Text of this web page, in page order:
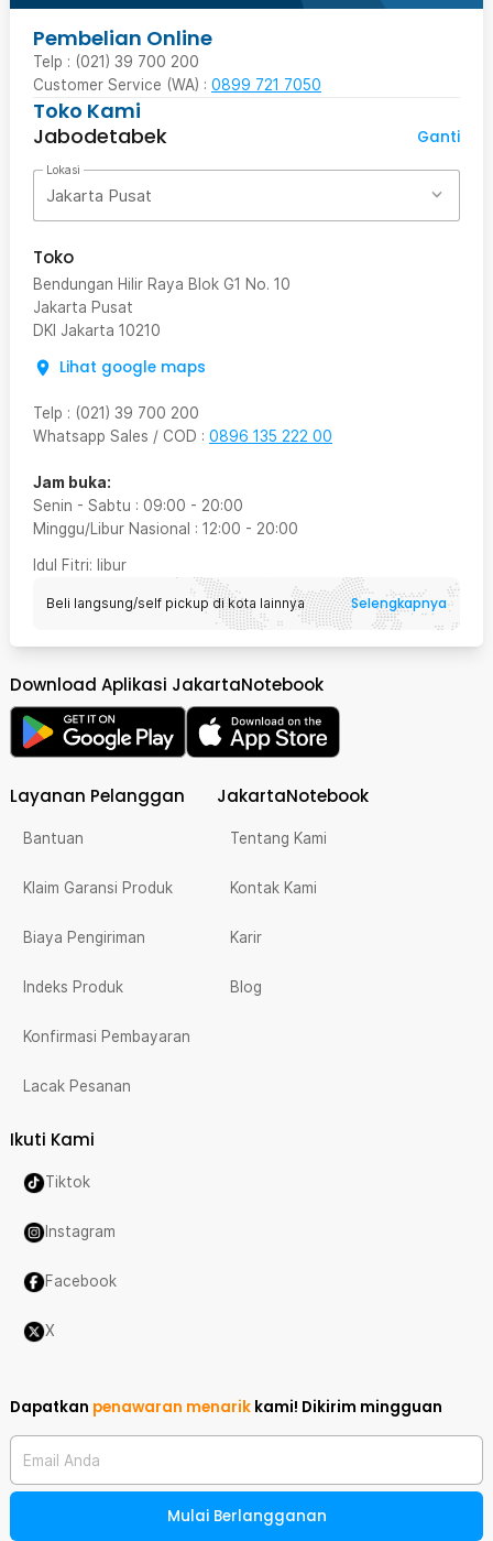
Pembelian Online
Telp : (021) 39 700 200
Customer Service (WA) : 0899 721 7050
Toko Kami
Jabodetabek
Ganti
Lokasi
Jakarta Pusat
Toko
Bendungan Hilir Raya Blok G1 No. 10
Jakarta Pusat
DKI Jakarta 10210
Lihat google maps
Telp : (021) 39 700 200
Whatsapp Sales / COD : 0896 135 222 00
Jam buka:
Senin - Sabtu : 09:00 - 20:00
Minggu/Libur Nasional : 12:00 - 20:00
Idul Fitri: libur
Beli langsung/self pickup di kota lainnya Selengkapnya
Download Aplikasi JakartaNotebook
Layanan Pelanggan
Bantuan
Klaim Garansi Produk
Biaya Pengiriman
Indeks Produk
Konfirmasi Pembayaran
Lacak Pesanan
JakartaNotebook
Tentang Kami
Kontak Kami
Karir
Blog
Ikuti Kami
Tiktok
Instagram
Facebook
X
Dapatkan penawaran menarik kami! Dikirim mingguan
Email Anda
Mulai Berlangganan